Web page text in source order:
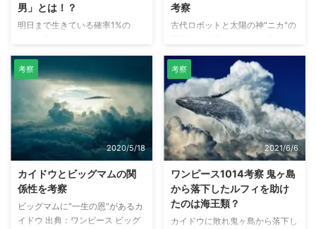
男」とは！？
明日まで生きている確率1%の
第990話で、バジル・ホーキンス
は「ある男」が明日まで生きてい
る確率を占っていました。そし
て、その確率は1%。 その占い結
果を聞いた、X・ドレークは「1%
か不憫だ」と話しています。 本
記事では、バジル・ホーキンスが
占った「ある男」とは誰なのか考
X・ドレーク ホーキンスが占いを
した後に、ドレークは裏切り者で
あることがバレ、クイーンとフー
ズ・フーに追い詰められていま
考察
古代ロボットと太陽の神"ニカ"の
話の最後のシーン。ルフィが太陽
の神"ニカ"の姿になり、海軍大将
黄猿を捕まえたところで、エッグ
ヘッドに眠る古代ロボットが起
動？（目が光る）しています。
なぜ、このタイミングで古代ロボ
ットの目が光ったのでしょうか。
太陽の神"ニカ"が関係している？
本記事では、900年前に作られた
機械兵（古代ロボット）と太陽の
神"ニカ"の関係性について考察し
ています。 古代ロボットを動か
すには、古代エネルギーが必要
考察
2020/5/18
カイドウとビッグマムの関
係性を考察
ビッグマムに"一生の恩"があるカ
イドウ 出典：ワンピース ビッグ
考察
2021/6/6
ワンピース1014考察 鬼ヶ島
から落下したルフィを助け
たのは海王類？
カイドウに敗れ鬼ヶ島から落下し